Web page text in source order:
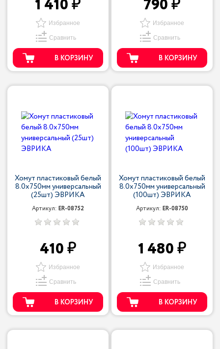
1 410
Избранное
Сравнить
В КОРЗИНУ
790
Избранное
Сравнить
В КОРЗИНУ
Хомут пластиковый белый
8.0x750мм универсальный
(25шт) ЭВРИКА
Артикул: ER-08752
410
Избранное
Сравнить
В КОРЗИНУ
Хомут пластиковый белый
8.0x750мм универсальный
(100шт) ЭВРИКА
Артикул: ER-08750
1 480
Избранное
Сравнить
В КОРЗИНУ